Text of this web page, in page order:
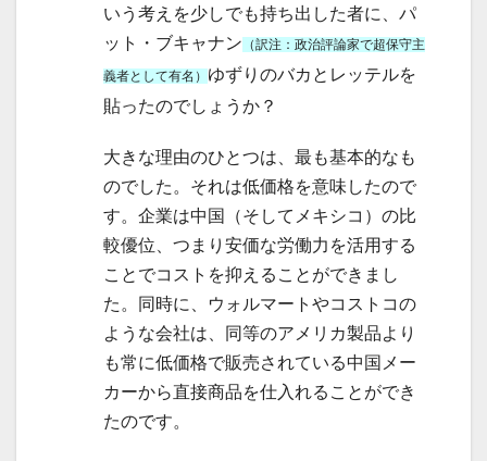
いう考えを少しでも持ち出した者に、パ
ット・ブキャナン （訳注：政治評論家で超保守主
義者として有名） ゆずりのバカとレッテルを
貼ったのでしょうか？
大きな理由のひとつは、最も基本的なも
のでした。それは低価格を意味したので
す。企業は中国（そしてメキシコ）の比
較優位、つまり安価な労働力を活用する
ことでコストを抑えることができまし
た。同時に、ウォルマートやコストコの
ような会社は、同等のアメリカ製品より
も常に低価格で販売されている中国メー
カーから直接商品を仕入れることができ
たのです。